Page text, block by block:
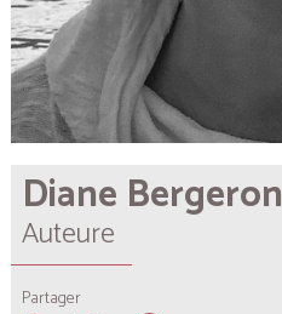
Diane Bergeron
Auteure
Partager